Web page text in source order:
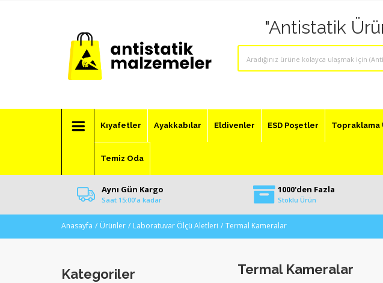
"Antistatik
Kıyafetler Ayakkabılar Eldivenler ESD Poşetler Topraklama
Temiz Oda
Aynı Gün Kargo
Saat 15:00'a kadar
1000'den Fazla
Stoklu Ürün
Anasayfa Ürünler Laboratuvar Ölçü Aletleri Termal Kameralar
Kategoriler Termal Kameralar